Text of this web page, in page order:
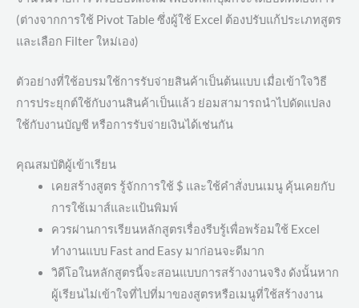
(ต่างจากการใช้ Pivot Table ซึ่งผู้ใช้ Excel ต้องปรับแก้ประเภทสูตร
และเลือก Filter ใหม่เอง)
ตัวอย่างที่ใช้อบรมใช้การรับจ่ายสินค้าเป็นต้นแบบ เมื่อเข้าใจวิธี
การประยุกต์ใช้กับงานสินค้าเป็นแล้ว ย่อมสามารถนำไปดัดแปลง
ใช้กับงานบัญชี หรือการรับจ่ายเงินได้เช่นกัน
คุณสมบัติผู้เข้าเรียน
เคยสร้างสูตร รู้จักการใช้ $ และใช้คำสั่งบนเมนู คุ้นเคยกับ
การใช้เมาส์และแป้นพิมพ์
ควรผ่านการเรียนหลักสูตรเรื่องรีบรู้เพื่อพร้อมใช้ Excel
ทำงานแบบ Fast and Easy มาก่อนจะดีมาก
วิดีโอในหลักสูตรนี้จะสอนแบบการสร้างงานจริง ดังนั้นหาก
ผู้เรียนไม่เข้าใจที่ไปที่มาของสูตรหรือเมนูที่ใช้สร้างงาน